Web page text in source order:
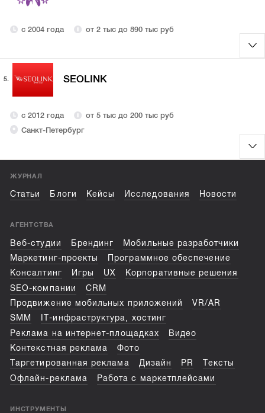
с 2004 года от 2 тыс до 890 тыс руб
5. SEOLINK
с 2012 года
от 5 тыс до 200 тыс руб
Санкт-Петербург
ЖУРНАЛ
Статьи Блоги Кейсы Исследования Новости
АГЕНТСТВА
Веб-студии Брендинг
Мобильные разработчики
Маркетинг-проекты
Программное обеспечение
Консалтинг
Игры UX
Корпоративные решения
SEO-компании
CRM
Продвижение мобильных приложений
VR/AR
SMM
IT-инфраструктура, хостинг
Реклама на интернет-площадках
Видео
Контекстная реклама
Фото
Таргетированная реклама
Дизайн PR
Тексты
Офлайн-реклама
Работа с маркетплейсами
ИНСТРУМЕНТЫ